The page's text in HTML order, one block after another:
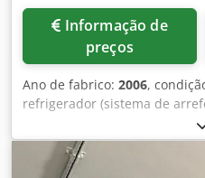
preços
Ano de fabrico: 2006,
refrigerador (sistema de
Agfa e tela. Inspecionado e